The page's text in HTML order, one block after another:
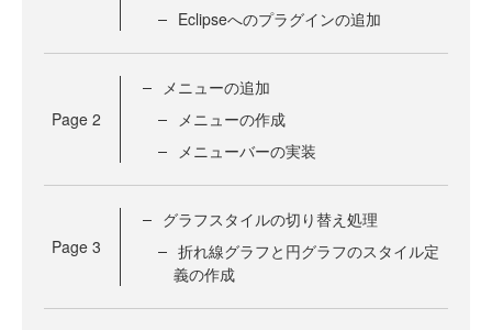
Eclipseへのプラグインの追加
Page 2
メニューの追加
メニューの作成
メニューバーの実装
Page 3
グラフスタイルの切り替え処理
折れ線グラフと円グラフのスタイル定
義の作成